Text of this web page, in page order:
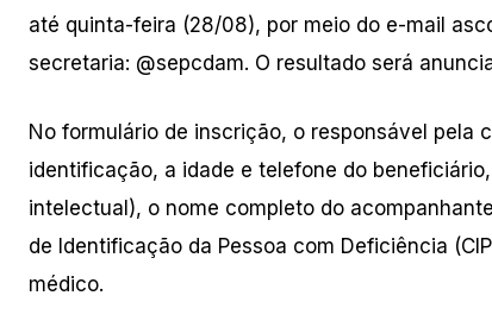
até quinta-feira (28/08), por meio do e-mail
secretaria: @sepcdam. O resultado será
No formulário de inscrição, o responsável pela
identificação, a idade e telefone do
intelectual), o nome completo do
de Identificação da Pessoa com Deficiência
médico.